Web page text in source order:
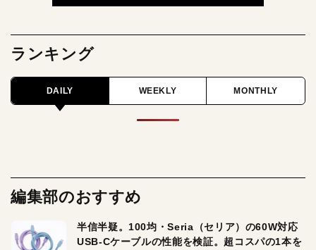
ランキング
DAILY WEEKLY MONTHLY
編集部のおすすめ
半信半疑。100均・Seria（セリア）の60W対応
USB-Cケーブルの性能を検証。超コスパの1本を